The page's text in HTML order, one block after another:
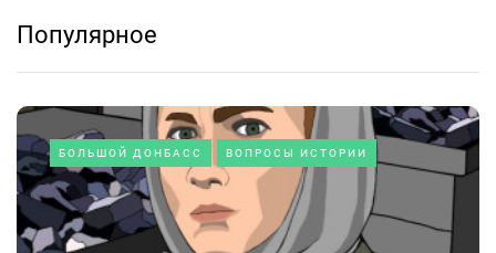
Популярное
БОЛЬШОЙ ДОНБАСС ВОПРОСЫ ИСТОРИИ